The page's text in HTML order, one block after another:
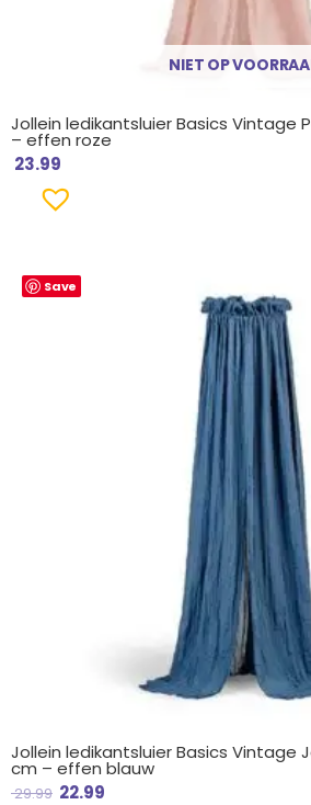
NIET OP
Jollein ledikantsluier Basics Vintage
– effen roze
23.99
Save
Jollein ledikantsluier Basics Vintage
cm – effen blauw
29.99
Oorspronkelijke
prijs
22.99